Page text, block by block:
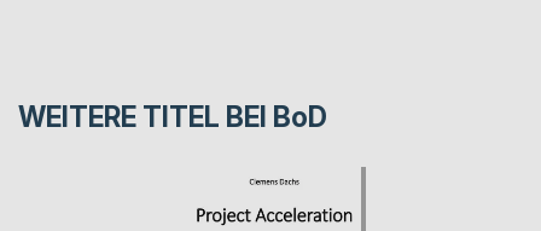
WEITERE TITEL BEI BoD